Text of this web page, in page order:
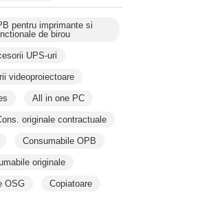
pentru imprimante si
de birou
UPS-uri
videoproiectoare
All in one PC
originale contractuale
Consumabile OPB
originale
OSG Copiatoare